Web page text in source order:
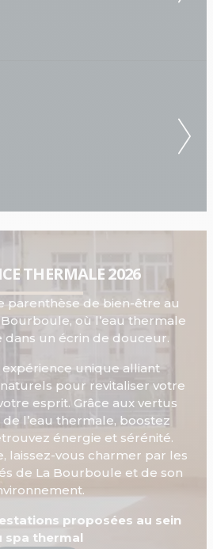
THERMALE 2026
parenthèse de bien-être au
où l’eau thermale
dans un écrin de douceur.
expérience unique alliant
pour revitaliser votre
esprit. Grâce aux vertus
l’eau thermale, boostez
énergie et sérénité.
laissez-vous charmer par les
de La Bourboule et de son
proposées au sein
spa thermal